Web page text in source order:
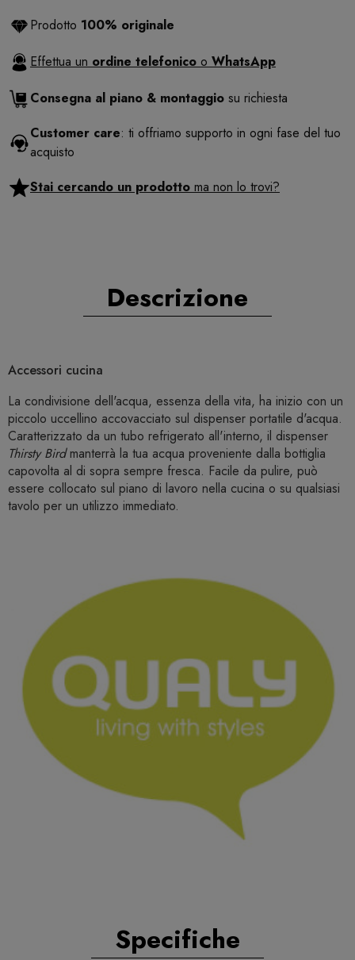
Prodotto 100% originale
Effettua un ordine telefonico o WhatsApp
Consegna al piano & montaggio su richiesta
Customer care: ti offriamo supporto in ogni fase del tuo
acquisto
Stai cercando un prodotto ma non lo trovi?
Descrizione
Accessori cucina
La condivisione dell'acqua, essenza della vita, ha inizio con un
piccolo uccellino accovacciato sul dispenser portatile d'acqua.
Caratterizzato da un tubo refrigerato all'interno, il dispenser
Thirsty Birdmanterrà la tua acqua proveniente dalla bottiglia
capovolta al di sopra sempre fresca. Facile da pulire, può
essere collocato sul piano di lavoro nella cucina o su qualsiasi
tavolo per un utilizzo immediato.
Specifiche